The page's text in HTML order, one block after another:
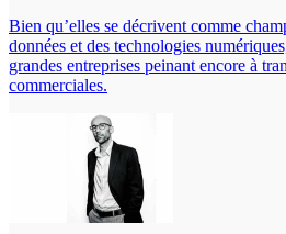
Bien qu’elles se décrivent comme
données et des technologies
grandes entreprises peinant encore à
commerciales.